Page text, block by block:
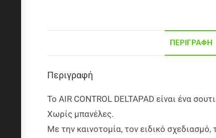
ΠΕΡΙΓΡΑΦΉ
Περιγραφή
Το AIR CONTROL DELTAPAD είναι ένα
Χωρίς μπανέλες.
Με την καινοτομία, τον ειδικό